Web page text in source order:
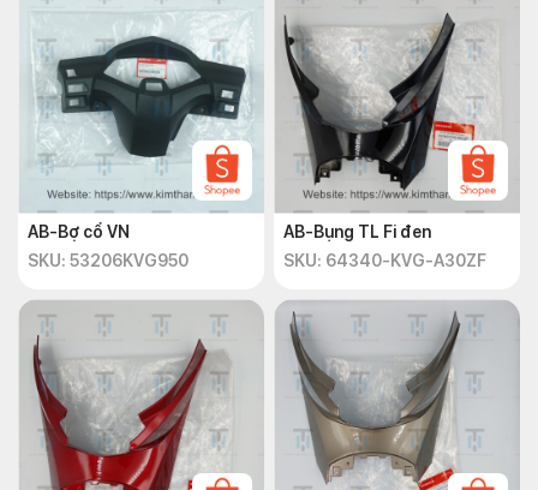
AB-Bợ cổ VN
SKU: 53206KVG950
AB-Bụng TL Fi đen
SKU: 64340-KVG-A30ZF